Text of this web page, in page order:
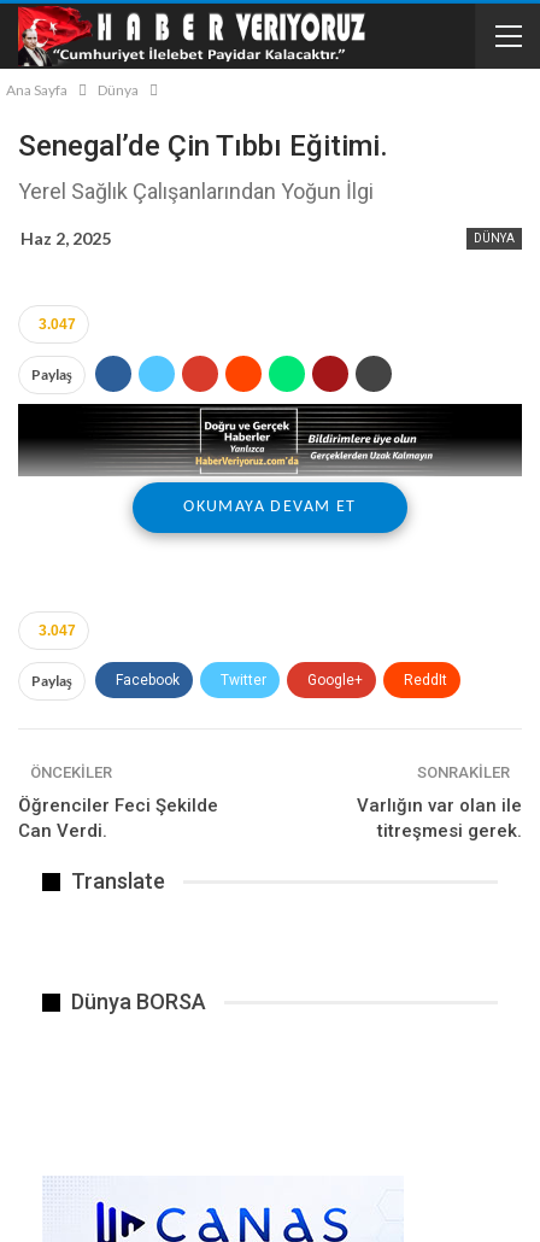
Ana Sayfa Dünya
Senegal’de Çin Tıbbı Eğitimi.
Yerel Sağlık Çalışanlarından Yoğun İlgi
DÜNYA
Haz 2, 2025
3.047
Paylaş
OKUMAYA DEVAM ET
3.047
Paylaş Facebook Twitter Google+ ReddIt
ÖNCEKILER
Öğrenciler Feci Şekilde
Can Verdi.
SONRAKILER
Varlığın var olan ile
titreşmesi gerek.
Translate
Dünya BORSA